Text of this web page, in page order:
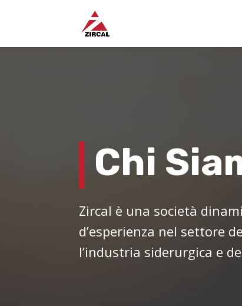
Chi
Zircal è una società
d’esperienza nel settore
l’industria siderurgica e